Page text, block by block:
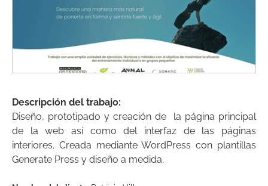
Descripción del trabajo:
Diseño, prototipado y creación de la página principal
de la web así como del interfaz de las páginas
interiores. Creada mediante WordPress con plantillas
Generate Press y diseño a medida.